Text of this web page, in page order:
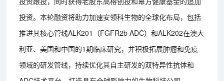
投资。本轮融资将助力加速安领科生物的全球化布局，包括
推进其核心管线ALK201（FGFR2b ADC）和ALK202在澳大
利亚、美国和中国的1期临床研究，并积极拓展肿瘤和免疫
领域的研发管线，持续优化其自主研发的双特异性抗体和